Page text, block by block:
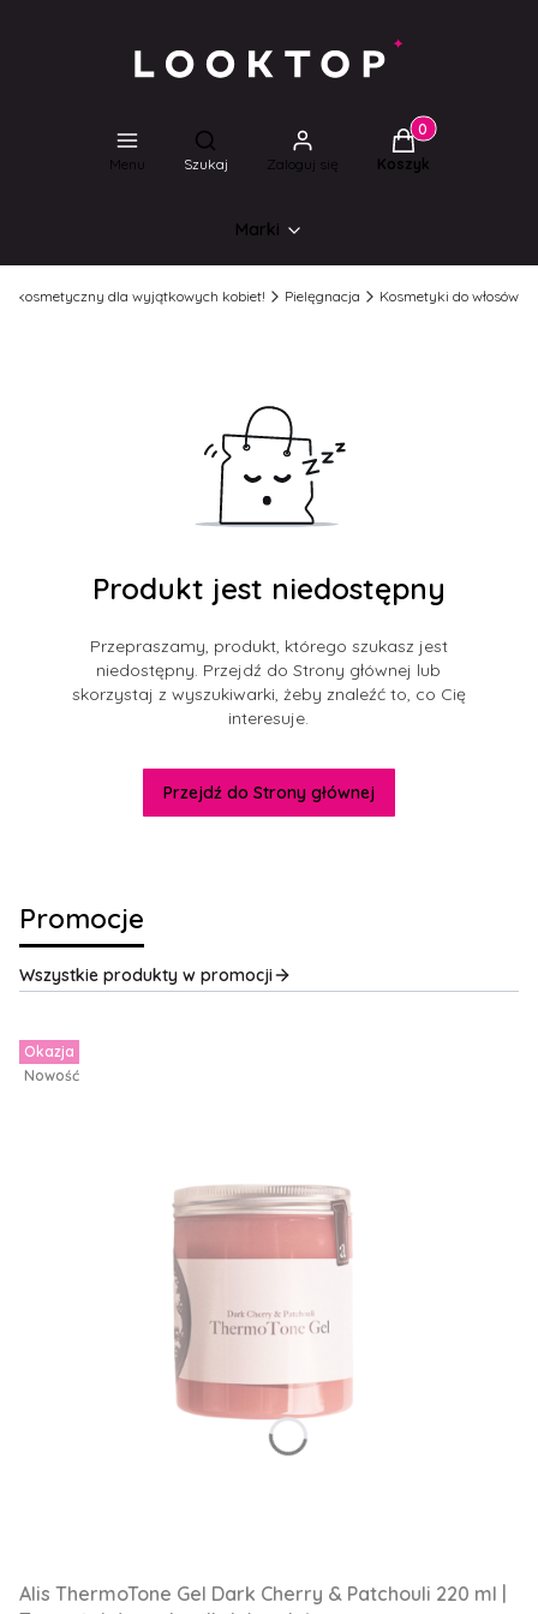
Menu
Otwórz wyszukiwarkę
Szukaj Zaloguj się
Produkty w
Koszyk
Marki
kosmetyczny dla wyjątkowych kobiet! Pielęgnacja Kosmetyki do włosów
Produkt jest niedostępny
Przepraszamy, produkt, którego szukasz jest
niedostępny. Przejdź do Strony głównej lub
skorzystaj z wyszukiwarki, żeby znaleźć to, co Cię
interesuje.
Przejdź do Strony głównej
Promocje
Wszystkie produkty w promocji
Okazja
Nowość
Alis ThermoTone Gel Dark Cherry & Patchouli 220 ml |